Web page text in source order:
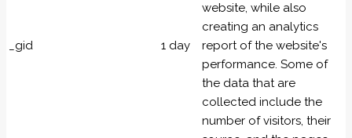
_gid 1 day
website, while also
creating an analytics
report of the website's
performance. Some of
the data that are
collected include the
number of visitors, their